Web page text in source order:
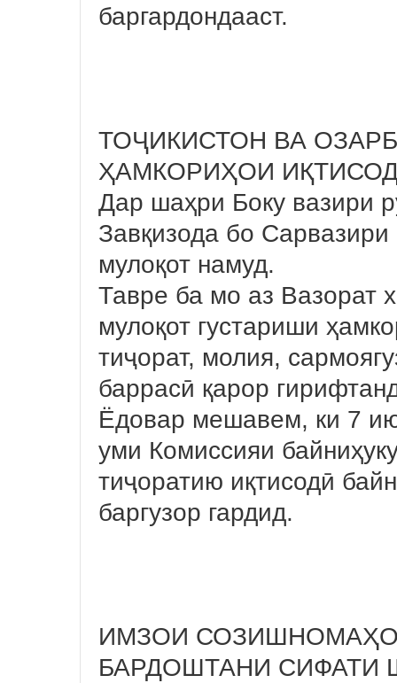
баргардондааст.
ТОҶИКИСТОН ВА
ҲАМКОРИҲОИ
Дар шаҳри Боку вазири
Завқизода бо
мулоқот намуд.
Тавре ба мо аз Вазорат
мулоқот густариши
тиҷорат, молия,
баррасӣ қарор
Ёдовар мешавем, ки 7
уми Комиссияи
тиҷоратию иқтисодӣ
баргузор гардид.
ИМЗОИ
БАРДОШТАНИ СИФАТИ